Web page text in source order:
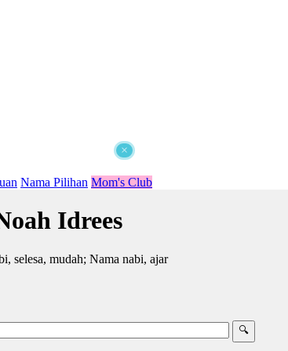
×
Nama Pilihan Mom's Club
Idrees
selesa, mudah; Nama nabi, ajar